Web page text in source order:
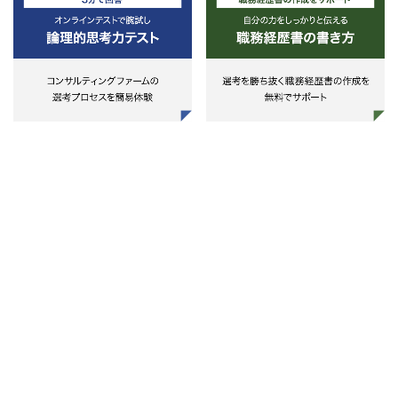
ヘルスツーリズム事業等
○社会政策（社会保障・マイナン
バー制度の導入に関する検討・対
○海外展開・海外進出支援領域